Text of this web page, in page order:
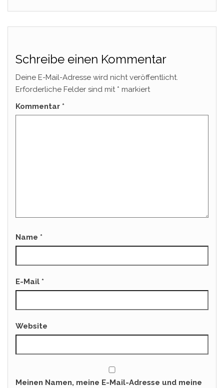
Schreibe einen Kommentar
Deine E-Mail-Adresse wird nicht veröffentlicht.
Erforderliche Felder sind mit * markiert
Kommentar *
Name *
E-Mail *
Website
Meinen Namen, meine E-Mail-Adresse und meine